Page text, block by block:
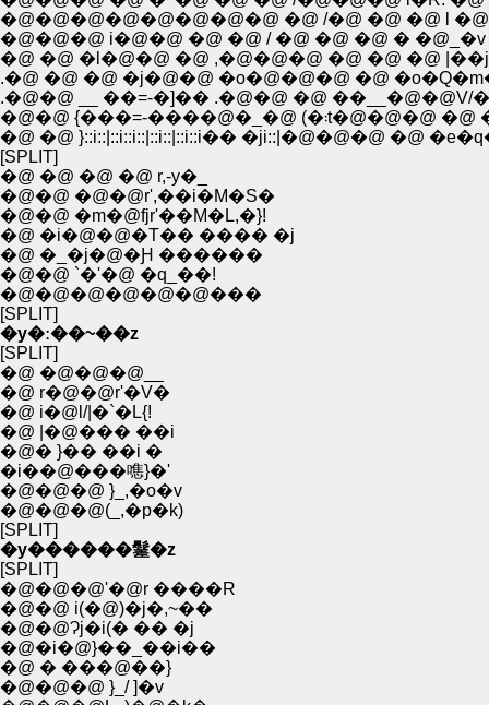
�@�@�@�@�@�@�@�@ �@ /�@ �@ �@ l
�@�@�@ i�@�@ �@ �@ / �@ �@ �@ �
�@ �@ �l�@�@ �@ ,�@�@�@ �@ �@ �@
.�@ �@ �@ �j�@�@ �o�@�@�@ �@
.�@�@ __ ��=-�]�� .�@�@ �@
[SPLIT]
�@ �@ �@ �@ r,-y�_
�@�@ �@�@r',��i�M�S�
�@�@ �m�@fjr'��M�L,�}!
�@ �i�@�@�T�� ���� �j
�@ �_�j�@�Ԩ ������
�@�@ `�'�@ �q_��!
�@�@�@�@�@�@���
[SPLIT]
�y�ː��~��z
[SPLIT]
�@ �@�@�@__
�@ r�@�@r'�V�
�@ i�@l/|�`�L{!
�@ |�@��� ��i
�@� }�� ��i �
�i��@���㗹}�'
�@�@�@ }_,�o�v
�@�@�@(_,�p�k)
[SPLIT]
�y������䰈�z
[SPLIT]
�@�@�@'�@r ����R
�@�@ i(�@)�j�,~��
�@�@Ɂj�i(� �� �j
�@�i�@}��_��i��
�@ � ���@��}
�@�@�@ }_/ ]�v